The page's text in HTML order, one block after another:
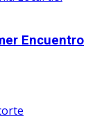
Encuentro